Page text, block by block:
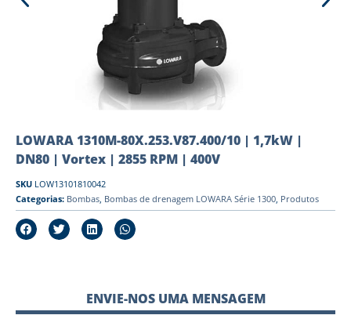
LOWARA 1310M-80X.253.V87.400/10 | 1,7kW |
DN80 | Vortex | 2855 RPM | 400V
SKU LOW13101810042
Categorias: Bombas, Bombas de drenagem LOWARA Série 1300, Produtos
ENVIE-NOS UMA MENSAGEM